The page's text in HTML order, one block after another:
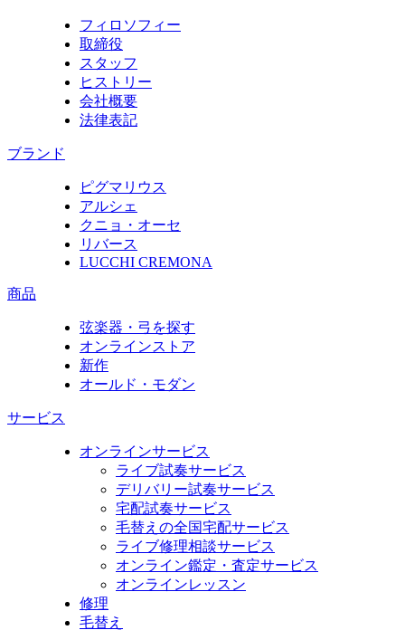
フィロソフィー
取締役
スタッフ
ヒストリー
会社概要
法律表記
ブランド
ピグマリウス
アルシェ
クニョ・オーセ
リバース
LUCCHI CREMONA
商品
弦楽器・弓を探す
オンラインストア
新作
オールド・モダン
サービス
オンラインサービス
ライブ試奏サービス
デリバリー試奏サービス
宅配試奏サービス
毛替えの全国宅配サービス
ライブ修理相談サービス
オンライン鑑定・査定サービス
オンラインレッスン
修理
毛替え